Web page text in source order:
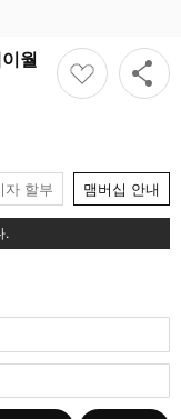
월
자 할부 맴버십 안내
.